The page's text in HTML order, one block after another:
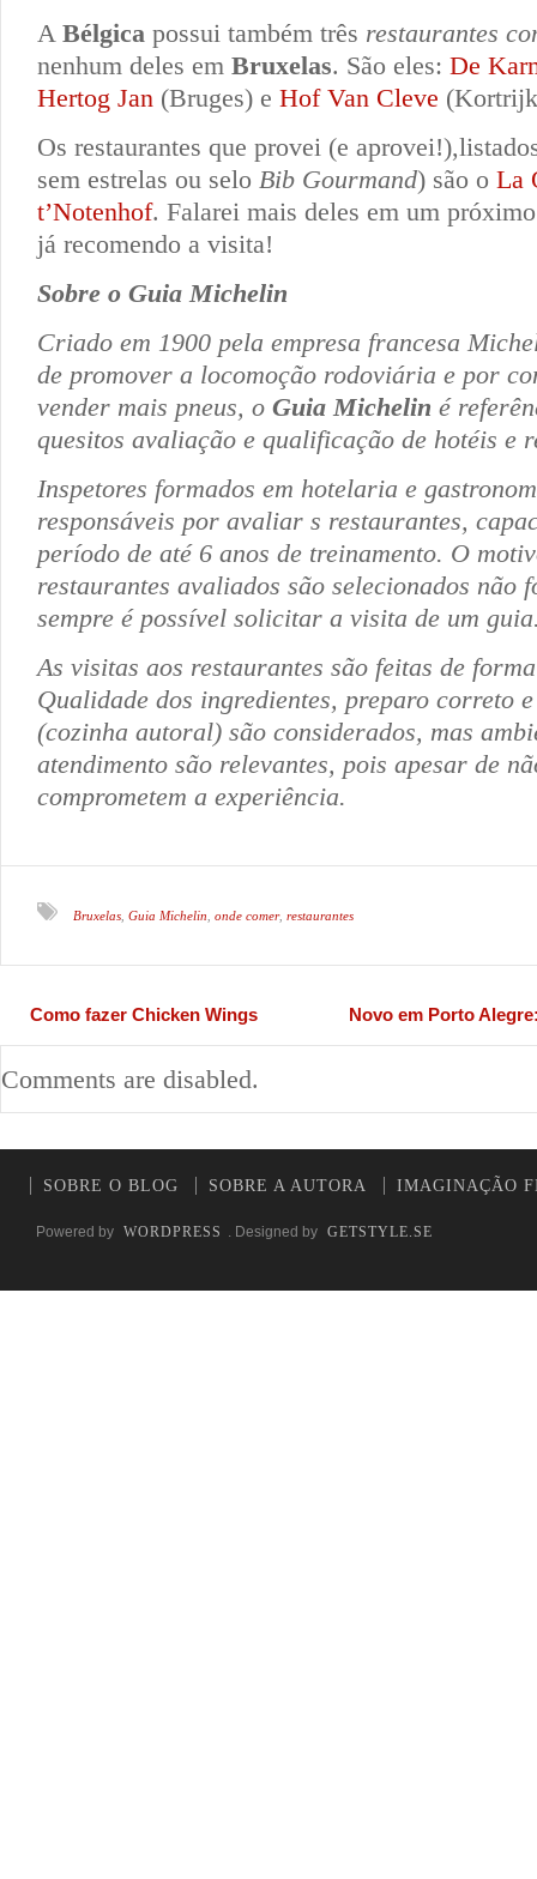
A Bélgica possui também três restaurantes
nenhum deles em Bruxelas. São eles: De
Hertog Jan (Bruges) e Hof Van Cleve
Os restaurantes que provei (e
sem estrelas ou selo Bib Gourmand) são o La
t’Notenhof. Falarei mais deles em um
já recomendo a visita!
Sobre o Guia Michelin
Criado em 1900 pela empresa francesa
de promover a locomoção rodoviária e por
vender mais pneus, o Guia Michelin é
quesitos avaliação e qualificação de hotéis e
Inspetores formados em hotelaria e
responsáveis por avaliar s restaurantes,
período de até 6 anos de treinamento. O
restaurantes avaliados são selecionados não
sempre é possível solicitar a visita de um
As visitas aos restaurantes são feitas de
Qualidade dos ingredientes, preparo correto
(cozinha autoral) são considerados, mas
atendimento são relevantes, pois apesar de
comprometem a experiência.
Bruxelas Guia Michelin onde comer, restaurantes
Como fazer Chicken Wings Novo em Porto
Comments are disabled.
SOBRE O BLOG SOBRE A AUTORA IMAGINAÇÃO
Powered by WORDPRESS . Designed by GETSTYLE.SE